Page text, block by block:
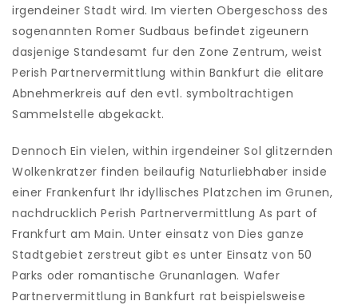
irgendeiner Stadt wird. Im vierten Obergeschoss des
sogenannten Romer Sudbaus befindet zigeunern
dasjenige Standesamt fur den Zone Zentrum, weist
Perish Partnervermittlung within Bankfurt die elitare
Abnehmerkreis auf den evtl. symboltrachtigen
Sammelstelle abgekackt.
Dennoch Ein vielen, within irgendeiner Sol glitzernden
Wolkenkratzer finden beilaufig Naturliebhaber inside
einer Frankenfurt Ihr idyllisches Platzchen im Grunen,
nachdrucklich Perish Partnervermittlung As part of
Frankfurt am Main. Unter einsatz von Dies ganze
Stadtgebiet zerstreut gibt es unter Einsatz von 50
Parks oder romantische Grunanlagen. Wafer
Partnervermittlung in Bankfurt rat beispielsweise